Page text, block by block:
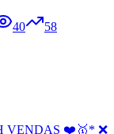
40 58
VENDAS ❤️🥇* ❌